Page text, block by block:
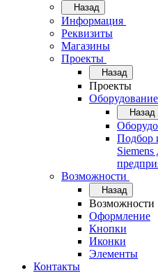
Назад
Информация
Реквизиты
Магазины
Проекты
Назад
Проекты
Оборудование
Назад
Подбор
Возможности
Назад
Возможности
Оформление
Кнопки
Иконки
Элементы
Контакты